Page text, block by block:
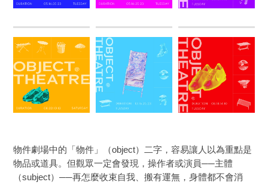
物件劇場中的「物件」（object）二字，容易讓人以為重點是
物品或道具。但觀眾一定會發現，操作者或演員──主體
（subject）──再怎麼收束自我、搬有運無，身體都不會消